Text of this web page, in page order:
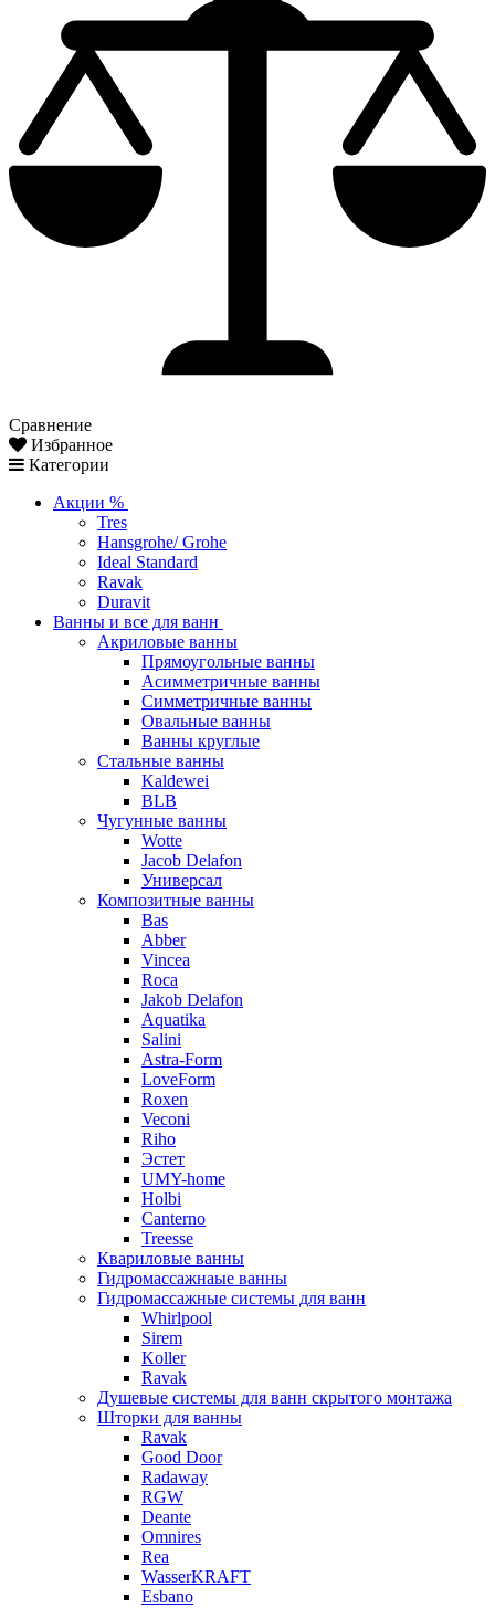
Сравнение
Избранное
Категории
Акции %
Tres
Hansgrohe/ Grohe
Ideal Standard
Ravak
Duravit
Ванны и все для ванн
Акриловые ванны
Прямоугольные ванны
Асимметричные ванны
Симметричные ванны
Овальные ванны
Ванны круглые
Стальные ванны
Kaldewei
BLB
Чугунные ванны
Wotte
Jacob Delafon
Универсал
Композитные ванны
Bas
Abber
Vincea
Roca
Jakob Delafon
Aquatika
Salini
Astra-Form
LoveForm
Roxen
Veconi
Riho
Эстет
UMY-home
Holbi
Canterno
Treesse
Квариловые ванны
Гидромассажнаые ванны
Гидромассажные системы для ванн
Whirlpool
Sirem
Koller
Ravak
Душевые системы для ванн скрытого монтажа
Шторки для ванны
Ravak
Good Door
Radaway
RGW
Deante
Omnires
Rea
WasserKRAFT
Esbano